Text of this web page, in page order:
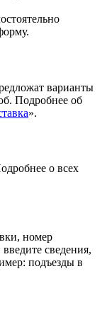
варианты
Подробнее об
».
о всех
номер
сведения,
подъезды в